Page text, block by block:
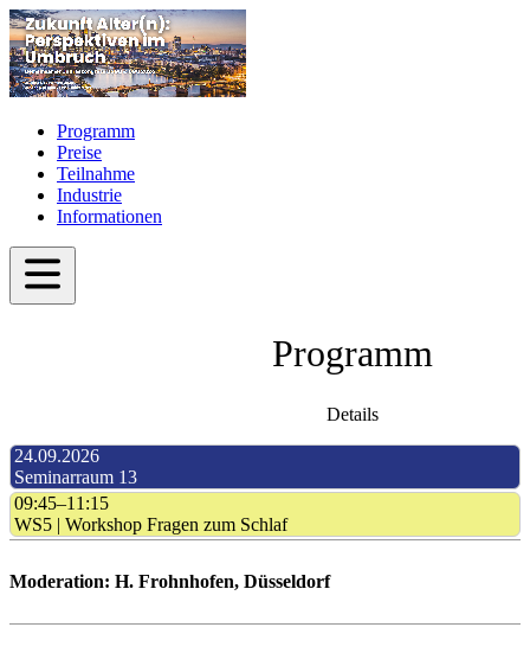
Programm
Preise
Teilnahme
Industrie
Informationen
Programm
Details
24.09.2026
Seminarraum 13
09:45–11:15
WS5 | Workshop Fragen zum Schlaf
Moderation: H. Frohnhofen, Düsseldorf